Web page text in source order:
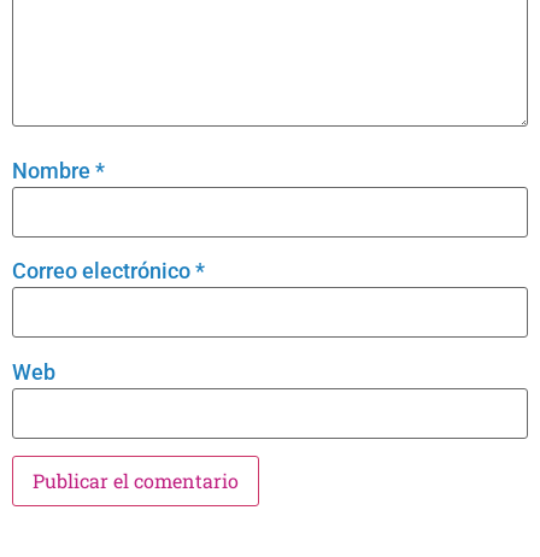
Nombre *
Correo electrónico*
Web